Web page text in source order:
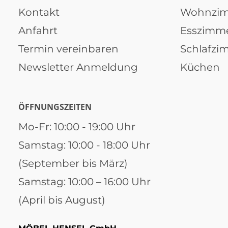
Kontakt
Anfahrt
Termin vereinbaren
Newsletter Anmeldung
Küchen
ÖFFNUNGSZEITEN
Mo-Fr: 10:00 - 19:00 Uhr
Samstag: 10:00 - 18:00 Uhr
(September bis März)
Samstag: 10:00 – 16:00 Uhr
(April bis August)